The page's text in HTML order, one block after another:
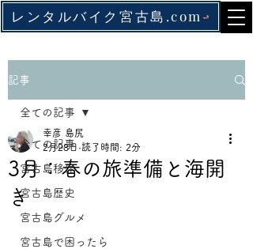
レンタルバイク宮古島.com
記事
全ての記事
宮古島移住
宮古島歴史
宮古島グルメ
宮古島で困ったら
全ての記事
3月：春の旅準備と海開
き
幸彦 島尻
2月28日 読了時間: 2分